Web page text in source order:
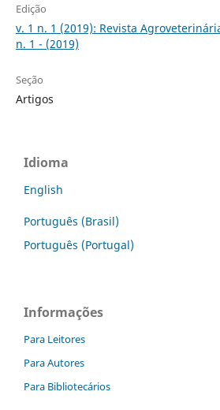
Edição
v. 1 n. 1 (2019): Revista
n. 1 - (2019)
Seção
Artigos
Idioma
English
Português (Brasil)
Português (Portugal)
Informações
Para Leitores
Para Autores
Para Bibliotecários